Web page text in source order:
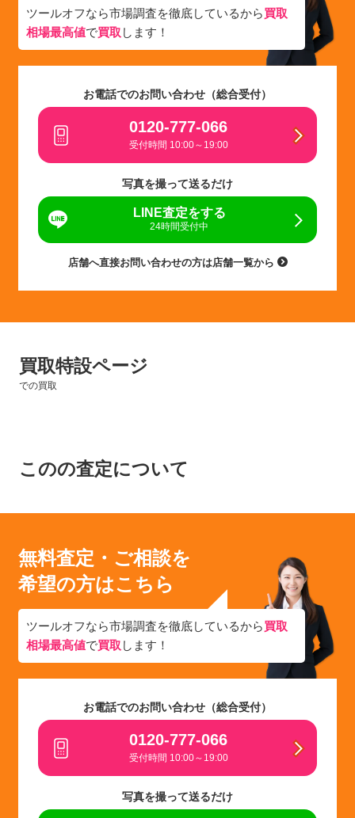
ツールオフなら市場調査を徹底しているから買取
相場最高値で買取 します！
お電話でのお問い合わせ（総合受付）
0120-777-066
受付時間 10:00～19:00
写真を撮って送るだけ
LINE査定をする
24時間受付中
店舗へ直接お問い合わせの方は店舗一覧から
買取特設ページ
での買取
このの査定について
無料査定・ご相談を
希望の方はこちら
ツールオフなら市場調査を徹底しているから買取
相場最高値で買取 します！
お電話でのお問い合わせ（総合受付）
0120-777-066
受付時間 10:00～19:00
写真を撮って送るだけ